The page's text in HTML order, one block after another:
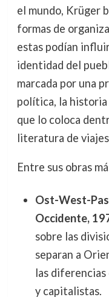
el mundo, Krüger
formas de
estas podían
identidad del
marcada por una
política, la historia
que lo coloca
literatura de
Entre sus obras
Ost-West-
Occidente,
sobre las
separan a
las
y capitalistas.